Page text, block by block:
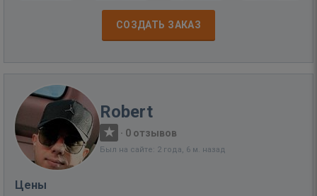
СОЗДАТЬ ЗАКАЗ
Robert
· 0 отзывов
Был на сайте: 2 года, 6 м. назад
Цены